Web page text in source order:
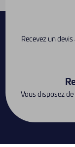
Recevez un
Vous disposez